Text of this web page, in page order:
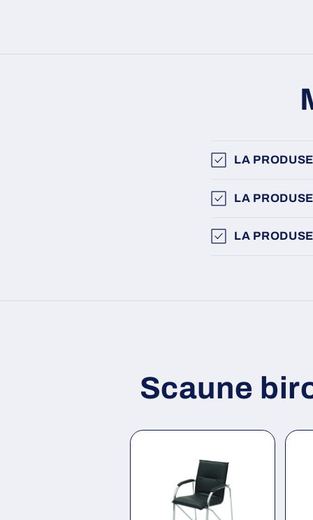
LA
LA
LA
Scaune